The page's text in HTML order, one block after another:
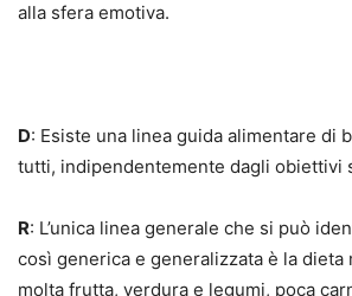
alla sfera emotiva.
D: Esiste una linea guida alimentare di
tutti, indipendentemente dagli obiettivi
R: L’unica linea generale che si può
così generica e generalizzata è la dieta
molta frutta, verdura e legumi, poca